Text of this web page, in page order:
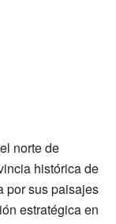
norte de
histórica de
por sus paisajes
estratégica en